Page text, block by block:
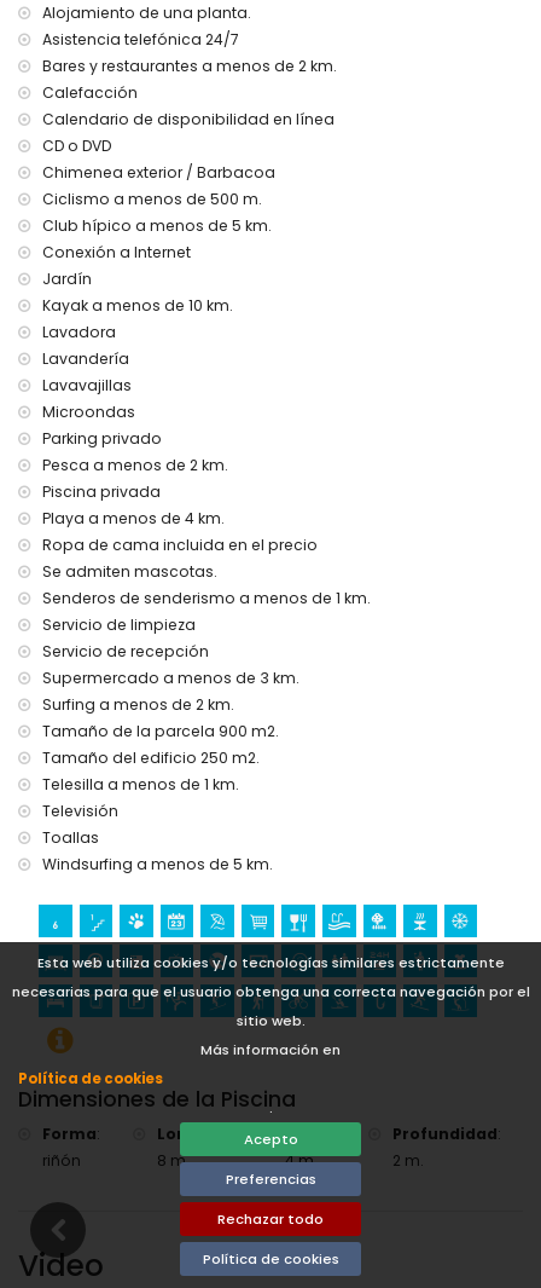
Esta web utiliza cookies y/o tecnologías similares estrictamente
necesarias para que el usuario obtenga una correcta navegación por el
sitio web.
Más información en
Política de cookies
.
Acepto
Preferencias
Rechazar todo
Política de cookies
segundo aeropuerto más cercano: Valencia (a menos de
100 kilómetros de la villa)
transporte público: autobús a menos de 5 kilómetros de la
villa
Características y servicios incluidos en el precio del alquiler
de la villa
internet fibra optica (WiFi)
ropa de cama y toallas
asistencia telefónica para urgencias las 24 horas
Características y servicios con suplemento de precio
servicio de limpieza y servicio de lavandería
calefacción central (tanque de gas) y aire acondicionado
(3 habitaciones con aire acondicionado)
cama adicional y cama infantil/cuna (bajo petición)
piscina climatizada con pago suplemento (bajo peticion)
se admiten mascotas
Entretenimiento y actividades de ocio para sus vacaciones en
Denia, Alicante
discoteca, club nocturno, bar y paseo (Marineta Cassiana)
(a menos de 5 kilómetros de la villa)
Lugares de interés y cultura en Denia, Alicante
museo (Denia) y castillo (Denia) (a menos de 5 kilómetros
de la villa)
Actividades deportivas
senderismo y ciclismo (a menos de 1000 metros de la villa)
equitación, pesca, surf y esquí acuático (a menos de 5
kilómetros de la villa)
golf (La Sella) y kayaking (a menos de 10 kilómetros de la
Alojamiento de una planta.
Asistencia telefónica 24/7
Bares y restaurantes a menos de 2 km.
Calefacción
Calendario de disponibilidad en línea
CD o DVD
Chimenea exterior / Barbacoa
Ciclismo a menos de 500 m.
Club hípico a menos de 5 km.
Conexión a Internet
Jardín
Kayak a menos de 10 km.
Lavadora
Lavandería
Lavavajillas
Microondas
Parking privado
Pesca a menos de 2 km.
Piscina privada
Playa a menos de 4 km.
Ropa de cama incluida en el precio
Se admiten mascotas.
Senderos de senderismo a menos de 1 km.
Servicio de limpieza
Servicio de recepción
Supermercado a menos de 3 km.
Surfing a menos de 2 km.
Tamaño de la parcela 900 m2.
Tamaño del edificio 250 m2.
Telesilla a menos de 1 km.
Televisión
Toallas
Windsurfing a menos de 5 km.
Dimensiones de la Piscina
Forma:
riñón
Longitud
8 m.
Ancho
4 m.
Profundidad:
2 m.
Video